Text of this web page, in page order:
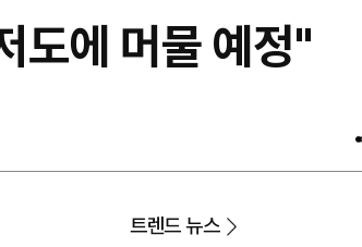
에 머물 예정"
트렌드 뉴스